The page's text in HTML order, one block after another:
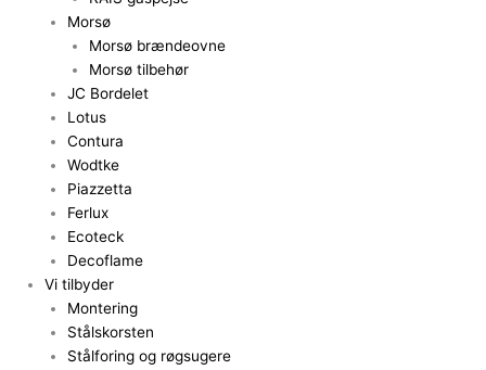
Morsø
Morsø brændeovne
Morsø tilbehør
JC Bordelet
Lotus
Contura
Wodtke
Piazzetta
Ferlux
Ecoteck
Decoflame
Vi tilbyder
Montering
Stålskorsten
Stålforing og røgsugere